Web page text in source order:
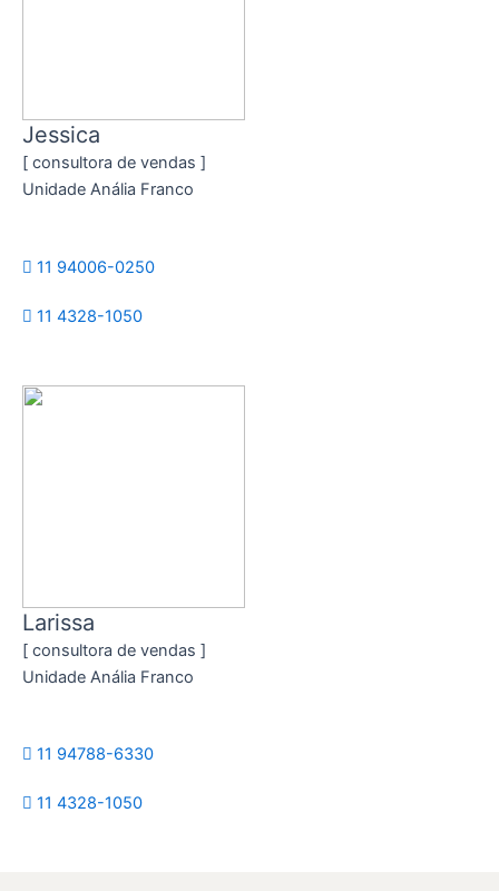
Jessica
[ consultora de vendas ]
Unidade Anália Franco
11 94006-0250
11 4328-1050
Larissa
[ consultora de vendas ]
Unidade Anália Franco
11 94788-6330
11 4328-1050